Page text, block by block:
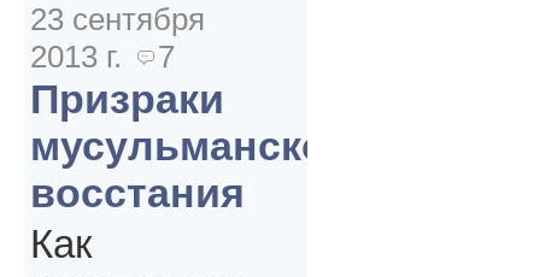
23 сентября
2013 г.
7
Призраки
мусульманского
восстания
Как